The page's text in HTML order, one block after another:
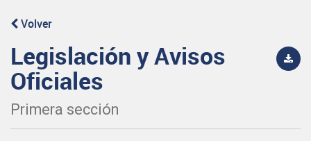
Volver
Legislación y Avisos
Oficiales
Primera sección